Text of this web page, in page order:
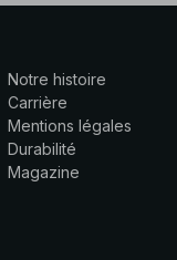
Notre histoire
Carrière
Mentions légales
Durabilité
Magazine